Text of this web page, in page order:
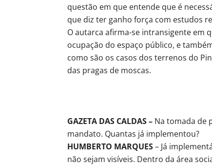
questão em que entende que é
que diz ter ganho força com estudos
O autarca afirma-se intransigente em
ocupação do espaço público, e
como são os casos dos terrenos do
das pragas de moscas.
GAZETA DAS CALDAS – Na tomada de
mandato. Quantas já implementou?
HUMBERTO MARQUES– Já
não sejam visíveis. Dentro da área